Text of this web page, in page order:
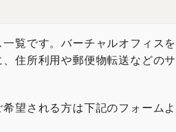
ールデンゲート大学大学院卒業
“レンタルオフィス”どれを選んだらい
戦略会議 #2 ～週休4日制正社員！？多
のリアル(東京都中小企業診断士協会
強会レポート ストリートアカデミー
覧です。バーチャルオフィス
住所利用や郵便物転送などの
望される方は下記のフォーム